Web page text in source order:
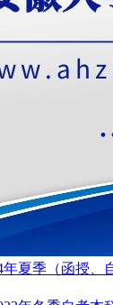
年夏季（函授、